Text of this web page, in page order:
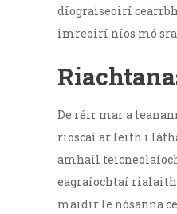
díograiseoirí
imreoirí níos mó
De réir mar a
rioscaí ar leith i
amhail
eagraíochtaí
maidir le nósanna